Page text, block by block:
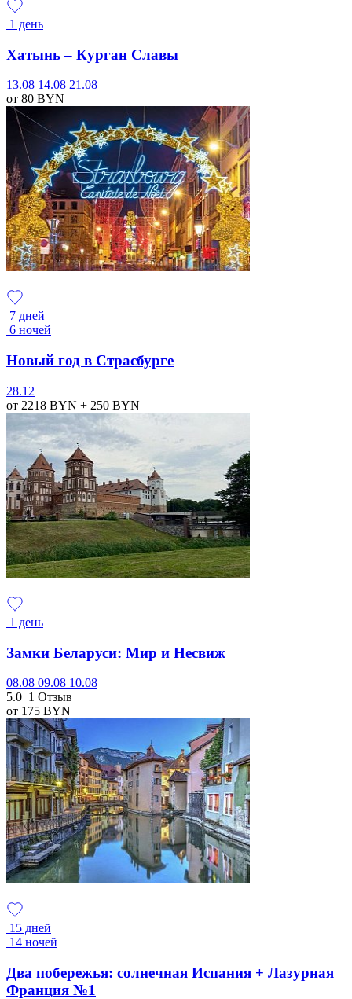
1 день
Хатынь – Курган Славы
13.08 14.08 21.08
от 80 BYN
7 дней
6 ночей
Новый год в Страсбурге
28.12
от 2218 BYN + 250 BYN
1 день
Замки Беларуси: Мир и Несвиж
08.08 09.08 10.08
5.0 1 Отзыв
от 175 BYN
15 дней
14 ночей
Два побережья: солнечная Испания + Лазурная
Франция №1